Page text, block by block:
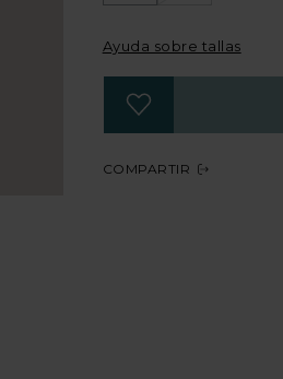
Ayuda sobre tallas
COMPARTIR